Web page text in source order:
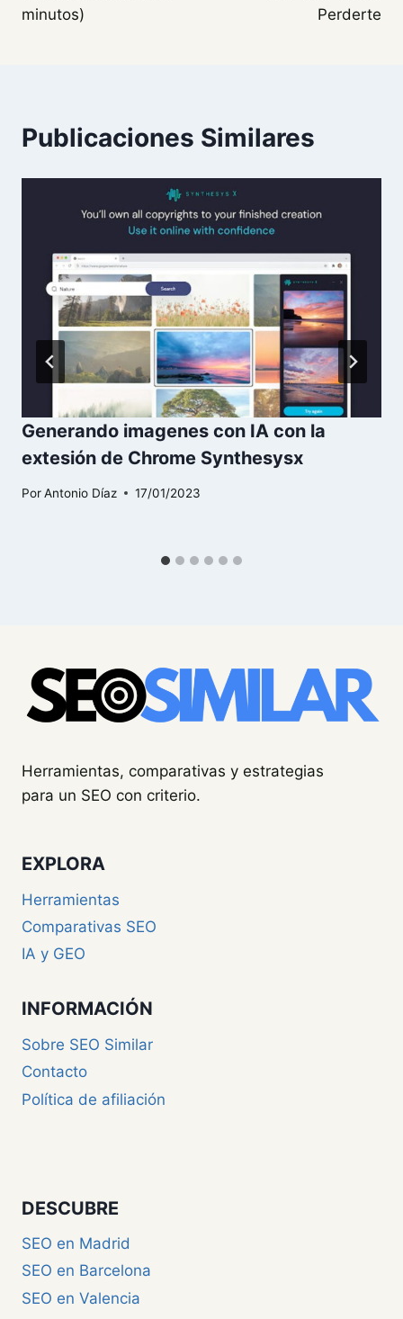
minutos)
Perderte
Publicaciones Similares
Generando imagenes con IA con la
extesión de Chrome Synthesysx
PorAntonio Díaz 17/01/2023
Herramientas, comparativas y estrategias
para un SEO con criterio.
EXPLORA
Herramientas
Comparativas SEO
IA y GEO
INFORMACIÓN
Sobre SEO Similar
Contacto
Política de afiliación
DESCUBRE
SEO en Madrid
SEO en Barcelona
SEO en Valencia